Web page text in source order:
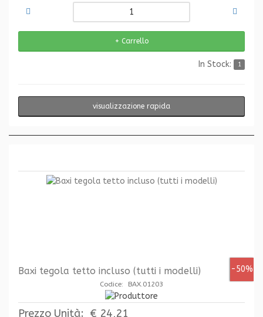
In Stock: 1
visualizzazione rapida
-50%
Baxi tegola tetto incluso (tutti i modelli)
Codice: BAX.01203
Prezzo Unità: € 24,21